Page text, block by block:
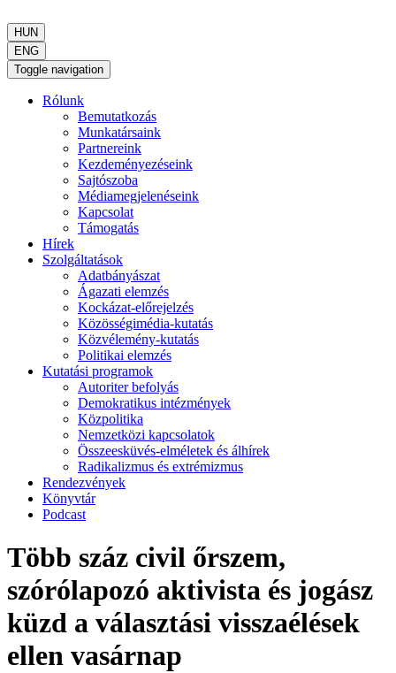
HUN
ENG
Toggle navigation
Rólunk
Bemutatkozás
Munkatársaink
Partnereink
Kezdeményezéseink
Sajtószoba
Médiamegjelenéseink
Kapcsolat
Támogatás
Hírek
Szolgáltatások
Adatbányászat
Ágazati elemzés
Kockázat-előrejelzés
Közösségimédia-kutatás
Közvélemény-kutatás
Politikai elemzés
Kutatási programok
Autoriter befolyás
Demokratikus intézmények
Közpolitika
Nemzetközi kapcsolatok
Összeesküvés-elméletek és álhírek
Radikalizmus és extrémizmus
Rendezvények
Könyvtár
Podcast
Több száz civil őrszem,
szórólapozó aktivista és jogász
küzd a választási visszaélések
ellen vasárnap